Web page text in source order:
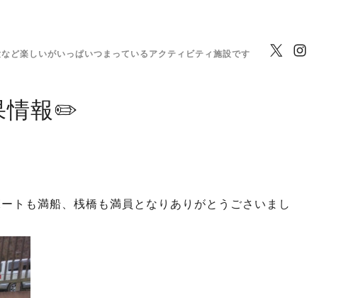
楽しいがいっぱいつまっているアクティビティ施設です
情報✏️
トも満船、桟橋も満員となりありがとうごさいまし